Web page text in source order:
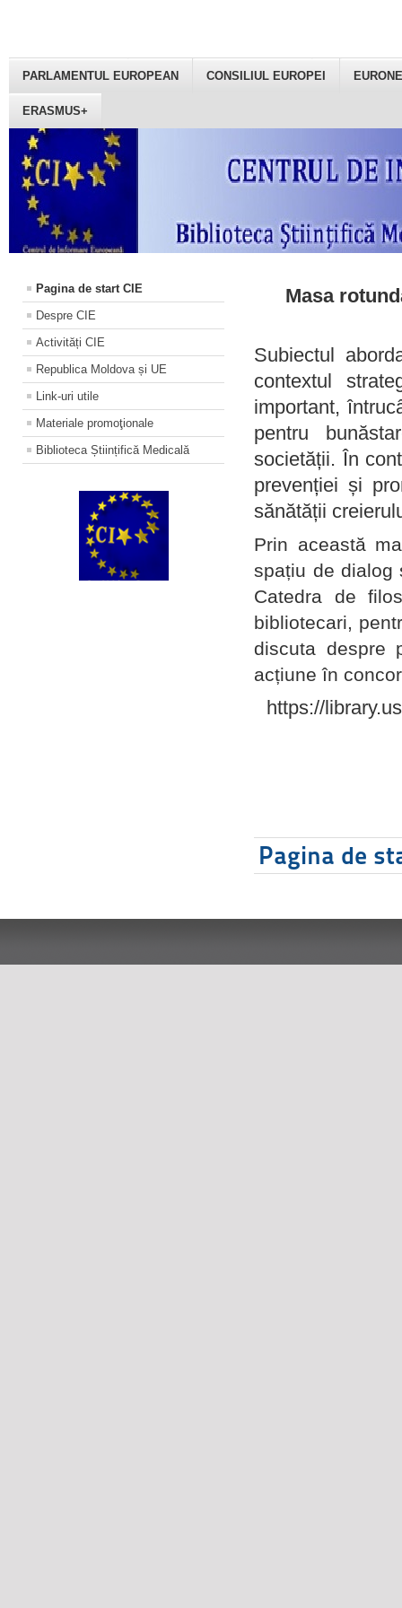
PARLAMENTUL EUROPEAN CONSILIUL EUROPEI
ERASMUS+
Pagina de start CIE
Despre CIE
Activități CIE
Republica Moldova și UE
Link-uri utile
Materiale promoţionale
Biblioteca Științifică Medicală
Masa
Subiectul
contextul
important,
pentru
societății. În
prevenției și
sănătății
Prin această
spațiu de dialog
Catedra de
bibliotecari,
discuta despre
acțiune în
https://
Pagina de